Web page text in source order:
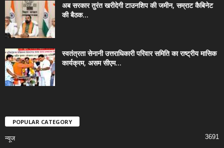
अब सरकार तुरंत खरीदेगी टाउनशिप की जमीन, सम्राट कैबिनेट
की बैठक...
स्वतंत्रता सेनानी उत्तराधिकारी परिवार समिति का राष्ट्रीय मासिक
कार्यक्रम, असम सीएम...
POPULAR CATEGORY
न्यूज 3691